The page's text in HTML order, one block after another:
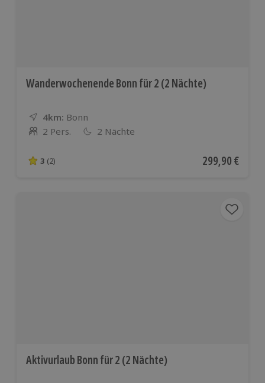
Wanderwochenende Bonn für 2 (2 Nächte)
4km: Entfernung
Standort
Bonn
Anzahl der Teilnehmer
2 Pers. 2 Nächte
3 von 5 Sternen basierend auf 2 Bewertungen
3 (2) Aktueller Preis
299,90 €
Aktivurlaub Bonn für 2 (2 Nächte)